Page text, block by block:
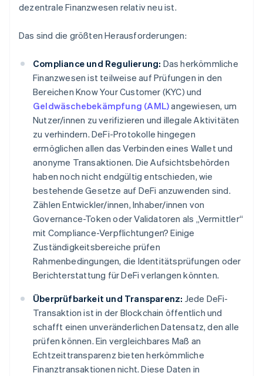
dezentrale Finanzwesen relativ neu ist.
Das sind die größten Herausforderungen:
Compliance und Regulierung: Das herkömmliche
Finanzwesen ist teilweise auf Prüfungen in den
Bereichen Know Your Customer (KYC) und
Geldwäschebekämpfung (AML)angewiesen, um
Nutzer/innen zu verifizieren und illegale Aktivitäten
zu verhindern. DeFi-Protokolle hingegen
ermöglichen allen das Verbinden eines Wallet und
anonyme Transaktionen. Die Aufsichtsbehörden
haben noch nicht endgültig entschieden, wie
bestehende Gesetze auf DeFi anzuwenden sind.
Zählen Entwickler/innen, Inhaber/innen von
Governance-Token oder Validatoren als „Vermittler“
mit Compliance-Verpflichtungen? Einige
Zuständigkeitsbereiche prüfen
Rahmenbedingungen, die Identitätsprüfungen oder
Berichterstattung für DeFi verlangen könnten.
Überprüfbarkeit und Transparenz: Jede DeFi-
Transaktion ist in der Blockchain öffentlich und
schafft einen unveränderlichen Datensatz, den alle
prüfen können. Ein vergleichbares Maß an
Echtzeittransparenz bieten herkömmliche
Finanztransaktionen nicht. Diese Daten in